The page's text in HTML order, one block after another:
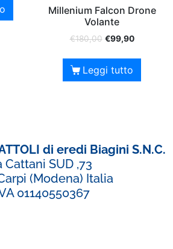
Millenium Falcon Drone
Volante
€180,00 €99,90
Leggi tutto
di eredi Biagini S.N.C.
Cattani SUD ,73
(Modena) Italia
01140550367